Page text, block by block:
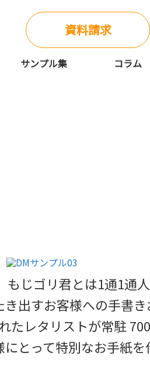
資料請求
サンプル集 コラム
じゴリ君とは1通1通
出すお客様への手書
たレタリストが常駐
とって特別なお手紙を